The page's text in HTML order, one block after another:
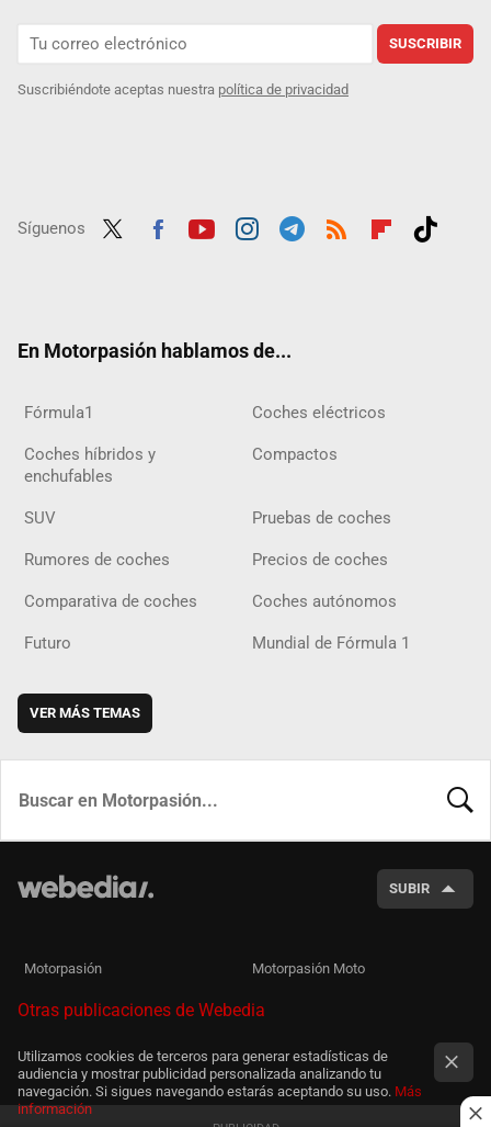
SUSCRIBIR
Suscribiéndote aceptas nuestra política de privacidad
Síguenos
En Motorpasión hablamos de...
Fórmula1 Coches eléctricos
Coches híbridos y
enchufables
Compactos
SUV Pruebas de coches
Rumores de coches Precios de coches
Comparativa de coches Coches autónomos
Futuro Mundial de Fórmula 1
VER MÁS TEMAS
SUBIR
Motorpasión Motorpasión Moto
Otras publicaciones de Webedia
Utilizamos cookies de terceros para generar estadísticas de
audiencia y mostrar publicidad personalizada analizando tu
navegación. Si sigues navegando estarás aceptando su uso. Más
información